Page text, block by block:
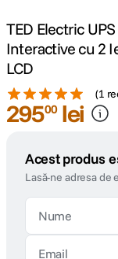
TED Electric
Interactive cu 2
LCD
(1
29500 lei
Acest produs
Lasă-ne adresa de